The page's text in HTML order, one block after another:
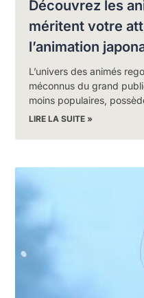
Découvrez les
méritent votre
l’animation
L’univers des animés
méconnus du grand
moins populaires,
LIRE LA SUITE »